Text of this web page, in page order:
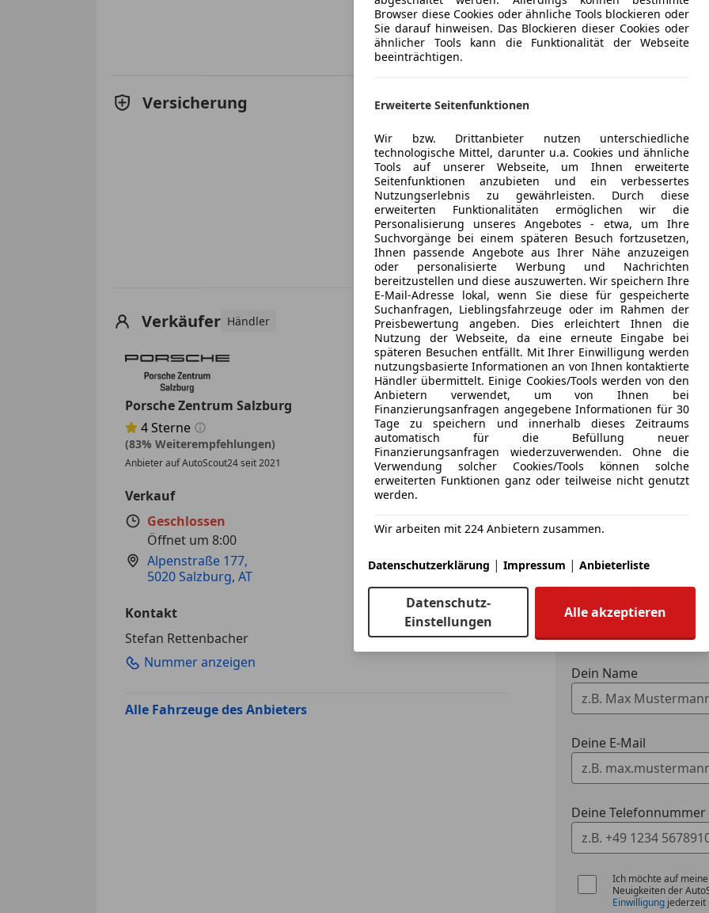
Tempomat
Unterhaltung/Media
Android
Apple
USB
Sicherheit
ABS
Alarmanlage
ESP
Isofix
LED-
Seitenairbag
Voll-LED
Extras
Alufelgen
Dachreling
Pannenkit
Versicherung Kfz-Versicherung
Versicherungsschutz an Ihre Bedürfnisse
Freischaden-Gutschein ab Stufe 0
Auto einfach online versichern & Rabatt holen
Jetzt berechnen
Verkäufer Händler
Porsche Zentrum Salzburg
Sternebewertung 4 von 5
4Sterne
(83% Weiterempfehlungen)
Anbieter auf AutoScout24 seit 2021
Verkauf
Geschlossen
Öffnet um 8:00
Alpenstraße 177,
5020 Salzburg, AT
Kontakt
Stefan Rettenbacher
Nummer anzeigen
Alle Fahrzeuge des Anbieters
Anbieter
Deine Nachricht
Eintauschwagen:
Ich möchte mein
Fahrzeugdaten
Dein Name
Deine E-Mail
Deine
Ich möchte auf
Neuigkeiten der
Einwilligung jederzeit
Browser diese Cookies oder ähnliche Tools blockieren oder
Sie darauf hinweisen. Das Blockieren dieser Cookies oder
ähnlicher Tools kann die Funktionalität der Webseite
beeinträchtigen.
Erweiterte Seitenfunktionen
Wir bzw. Drittanbieter nutzen unterschiedliche
technologische Mittel, darunter u.a. Cookies und ähnliche
Tools auf unserer Webseite, um Ihnen erweiterte
Seitenfunktionen anzubieten und ein verbessertes
Nutzungserlebnis zu gewährleisten. Durch diese
erweiterten Funktionalitäten ermöglichen wir die
Personalisierung unseres Angebotes - etwa, um Ihre
Suchvorgänge bei einem späteren Besuch fortzusetzen,
Ihnen passende Angebote aus Ihrer Nähe anzuzeigen
oder personalisierte Werbung und Nachrichten
bereitzustellen und diese auszuwerten. Wir speichern Ihre
E-Mail-Adresse lokal, wenn Sie diese für gespeicherte
Suchanfragen, Lieblingsfahrzeuge oder im Rahmen der
Preisbewertung angeben. Dies erleichtert Ihnen die
Nutzung der Webseite, da eine erneute Eingabe bei
späteren Besuchen entfällt. Mit Ihrer Einwilligung werden
nutzungsbasierte Informationen an von Ihnen kontaktierte
Händler übermittelt. Einige Cookies/Tools werden von den
Anbietern verwendet, um von Ihnen bei
Finanzierungsanfragen angegebene Informationen für 30
Tage zu speichern und innerhalb dieses Zeitraums
automatisch für die Befüllung neuer
Finanzierungsanfragen wiederzuverwenden. Ohne die
Verwendung solcher Cookies/Tools können solche
erweiterten Funktionen ganz oder teilweise nicht genutzt
werden.
Wir arbeiten mit 224 Anbietern zusammen.
Datenschutzerklärung | Impressum | Anbieterliste
Datenschutz-
Einstellungen
Alle akzeptieren